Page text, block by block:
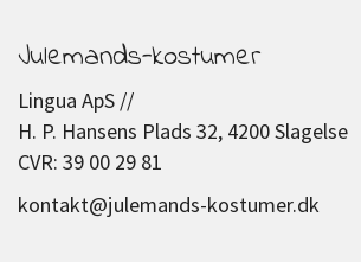
Julemands-kostumer
Lingua ApS //
H. P. Hansens Plads 32, 4200 Slagelse
CVR: 39 00 29 81
kontakt@julemands-kostumer.dk